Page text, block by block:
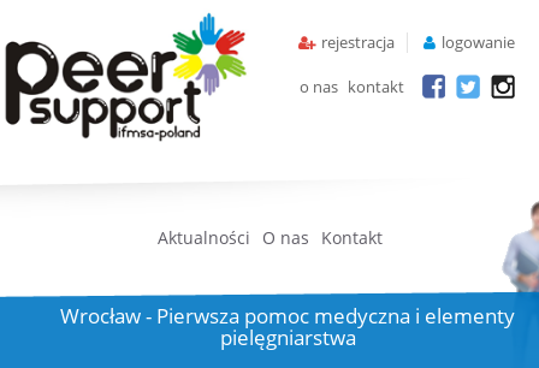
rejestracja logowanie
o nas kontakt
Aktualności O nas Kontakt
Wrocław - Pierwsza pomoc medyczna i elementy
pielęgniarstwa